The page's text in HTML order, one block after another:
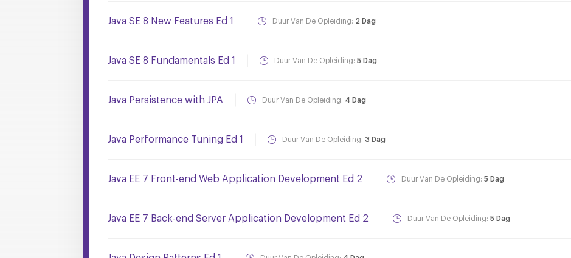
Java SE 8 New Features Ed 1 Duur Van De Opleiding: 2 Dag
Java SE 8 Fundamentals Ed 1 Duur Van De Opleiding: 5 Dag
Java Persistence with JPA Duur Van De Opleiding: 4 Dag
Java Performance Tuning Ed 1 Duur Van De Opleiding: 3 Dag
Java EE 7 Front-end Web Application Development Ed 2 Duur Van De Opleiding: 5 Dag
Java EE 7 Back-end Server Application Development Ed 2 Duur Van De Opleiding: 5 Dag